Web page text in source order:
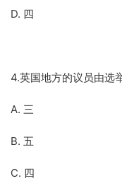
D. 四
4.英国地方的议员由选
A. 三
B. 五
C. 四